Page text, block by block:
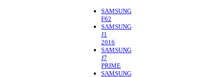
SAMSUNG
F62
SAMSUNG
J1
2016
SAMSUNG
J7
PRIME
SAMSUNG